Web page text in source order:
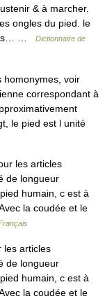
& à marcher.
ongles du pied. le
…
Dictionnaire de
voir
correspondant à
le pied est l unité
les articles
de longueur
humain, c est à
la coudée et le
articles
de longueur
humain, c est à
la coudée et le